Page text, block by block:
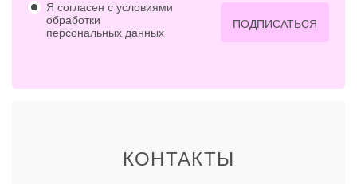
Я согласен с условиями
обработки
персональных данных
ПОДПИСАТЬСЯ
КОНТАКТЫ